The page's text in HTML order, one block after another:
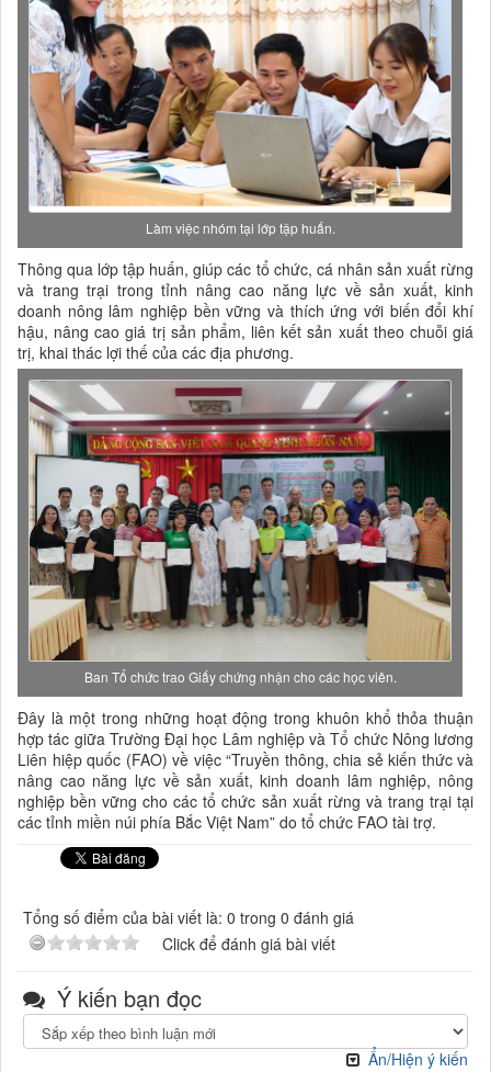
Làm việc nhóm tại lớp tập huấn.
Thông qua lớp tập huấn, giúp các tổ chức, cá nhân sản xuất rừng
và trang trại trong tỉnh nâng cao năng lực về sản xuất, kinh
doanh nông lâm nghiệp bền vững và thích ứng với biến đổi khí
hậu, nâng cao giá trị sản phẩm, liên kết sản xuất theo chuỗi giá
trị, khai thác lợi thế của các địa phương.
Ban Tổ chức trao Giấy chứng nhận cho các học viên.
Đây là một trong những hoạt động trong khuôn khổ thỏa thuận
hợp tác giữa Trường Đại học Lâm nghiệp và Tổ chức Nông lương
Liên hiệp quốc (FAO) về việc “Truyền thông, chia sẻ kiến thức và
nâng cao năng lực về sản xuất, kinh doanh lâm nghiệp, nông
nghiệp bền vững cho các tổ chức sản xuất rừng và trang trại tại
các tỉnh miền núi phía Bắc Việt Nam” do tổ chức FAO tài trợ.
Tổng số điểm của bài viết là: 0 trong 0 đánh giá
Click để đánh giá bài viết
Ý kiến bạn đọc
Ẩn/Hiện ý kiến